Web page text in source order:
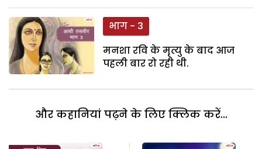
भाग - 3
मनशा रवि के मृत्यु के बाद आज
पहली बार रो रही थी.
और कहानियां पढ़ने के लिए क्लिक करें...